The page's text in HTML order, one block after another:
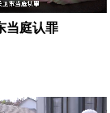
当庭认罪